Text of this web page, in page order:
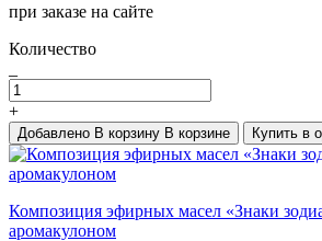
при заказе на сайте
Количество
+
Добавлено В корзину В корзине Купить в
Композиция эфирных масел «Знаки
аромакулоном